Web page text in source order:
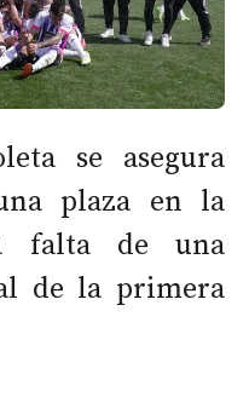
se asegura
plaza en la
falta de una
de la primera